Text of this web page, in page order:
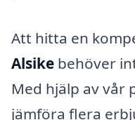
Att hitta en
Alsike behöver
Med hjälp av vår
jämföra flera